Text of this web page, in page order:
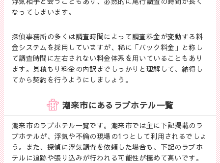
なってしまいます。
探偵事務所の多くは調査時間によって調査料金が変動する料
金システムを採用していますが、稀に「パック料金」と称し
て調査時間に左右されない料金体系を用いていることもあり
ます。見積もり料金の内訳までしっかりと理解して、納得し
てから契約を行うようにしましょう。
潮来市にあるラブホテル一覧
潮来市のラブホテル一覧です。潮来市では主に下記掲載のラ
ブホテルが、浮気や不倫の現場の1つとして利用されるでしょ
う。また、探偵に浮気調査を依頼した場合も、下記のラブホ
テルに追跡や張り込みが行われる可能性が極めて高いです。